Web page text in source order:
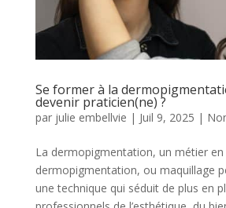
Se former à la
devenir praticien(ne) ?
par julie embellvie | Juil 9, 2025 |
La dermopigmentation, un métier en
dermopigmentation, ou maquillage
une technique qui séduit de plus en